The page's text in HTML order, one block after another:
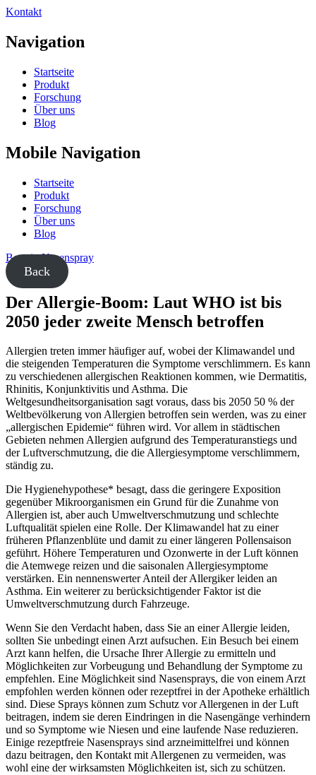
Kontakt
Navigation
Startseite
Produkt
Forschung
Über uns
Blog
Mobile Navigation
Startseite
Produkt
Forschung
Über uns
Blog
Bentrio Nasenspray
Back
Der Allergie-Boom: Laut WHO ist bis
2050 jeder zweite Mensch betroffen
Allergien treten immer häufiger auf, wobei der Klimawandel und
die steigenden Temperaturen die Symptome verschlimmern. Es kann
zu verschiedenen allergischen Reaktionen kommen, wie Dermatitis,
Rhinitis, Konjunktivitis und Asthma. Die
Weltgesundheitsorganisation sagt voraus, dass bis 2050 50 % der
Weltbevölkerung von Allergien betroffen sein werden, was zu einer
„allergischen Epidemie“ führen wird. Vor allem in städtischen
Gebieten nehmen Allergien aufgrund des Temperaturanstiegs und
der Luftverschmutzung, die die Allergiesymptome verschlimmern,
ständig zu.
Die Hygienehypothese* besagt, dass die geringere Exposition
gegenüber Mikroorganismen ein Grund für die Zunahme von
Allergien ist, aber auch Umweltverschmutzung und schlechte
Luftqualität spielen eine Rolle. Der Klimawandel hat zu einer
früheren Pflanzenblüte und damit zu einer längeren Pollensaison
geführt. Höhere Temperaturen und Ozonwerte in der Luft können
die Atemwege reizen und die saisonalen Allergiesymptome
verstärken. Ein nennenswerter Anteil der Allergiker leiden an
Asthma. Ein weiterer zu berücksichtigender Faktor ist die
Umweltverschmutzung durch Fahrzeuge.
Wenn Sie den Verdacht haben, dass Sie an einer Allergie leiden,
sollten Sie unbedingt einen Arzt aufsuchen. Ein Besuch bei einem
Arzt kann helfen, die Ursache Ihrer Allergie zu ermitteln und
Möglichkeiten zur Vorbeugung und Behandlung der Symptome zu
empfehlen. Eine Möglichkeit sind Nasensprays, die von einem Arzt
empfohlen werden können oder rezeptfrei in der Apotheke erhältlich
sind. Diese Sprays können zum Schutz vor Allergenen in der Luft
beitragen, indem sie deren Eindringen in die Nasengänge verhindern
und so Symptome wie Niesen und eine laufende Nase reduzieren.
Einige rezeptfreie Nasensprays sind arzneimittelfrei und können
dazu beitragen, den Kontakt mit Allergenen zu vermeiden, was
wohl eine der wirksamsten Möglichkeiten ist, sich zu schützen.